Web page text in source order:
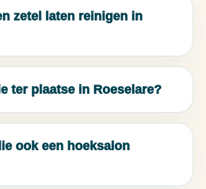
zetel laten reinigen in
ter plaatse in Roeselare?
ook een hoeksalon